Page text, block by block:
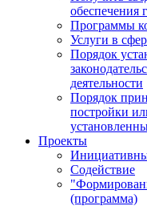
обеспечения
Программы
Услуги в
Порядок
деятельности
Порядок
постройки
Проекты
Содействие
(программа)